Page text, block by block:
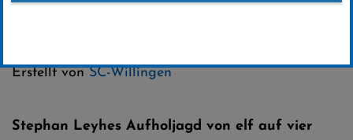
Erstellt vonSC-Willingen
Stephan Leyhes Aufholjagd von elf auf vier